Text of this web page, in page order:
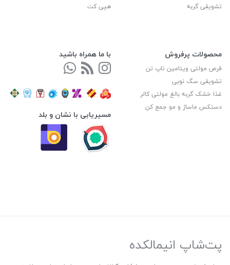
تشویقی گربه
هپی کت
محصولات پرفروش
قرص مولتی ویتامین تاپ تن
تشویقی سگ نوبی
غذا خشک گربه بالغ مولتی کالر
دستکس ماساژ و مو جمع کن
با ما همراه باشید
مسیریابی با نشان و بلد
پت‌شاپ انیمالکده